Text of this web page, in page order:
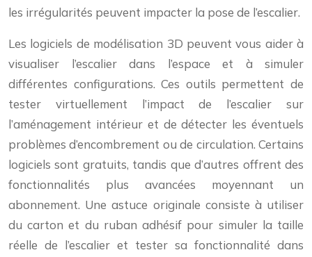
les irrégularités peuvent impacter la pose de l’escalier.
Les logiciels de modélisation 3D peuvent vous aider à
visualiser l’escalier dans l’espace et à simuler
différentes configurations. Ces outils permettent de
tester virtuellement l’impact de l’escalier sur
l’aménagement intérieur et de détecter les éventuels
problèmes d’encombrement ou de circulation. Certains
logiciels sont gratuits, tandis que d’autres offrent des
fonctionnalités plus avancées moyennant un
abonnement. Une astuce originale consiste à utiliser
du carton et du ruban adhésif pour simuler la taille
réelle de l’escalier et tester sa fonctionnalité dans